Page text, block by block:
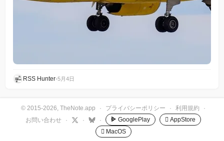
RSS Hunter•5月4日
© 2015-2026, TheNote.app · プライバシーポリシー · 利用規約
·
お問い合わせ
· · · GooglePlay
 AppStore
 MacOS